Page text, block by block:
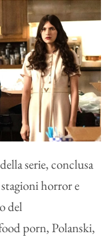
serie, conclusa
horror e
del
porn, Polanski,